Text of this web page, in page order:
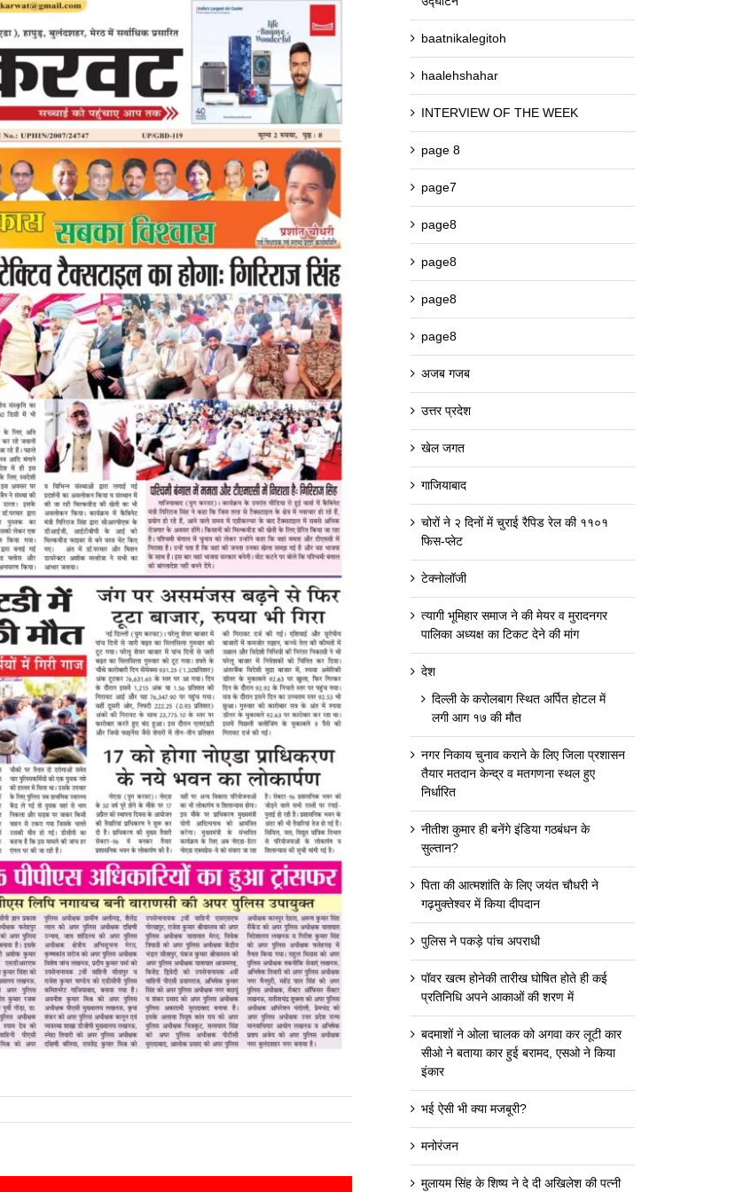
baatnikalegitoh
haalehshahar
INTERVIEW OF THE WEEK
page 8
page7
page8
page8
page8
page8
अजब गजब
उत्तर प्रदेश
खेल जगत
गाजियाबाद
चोरों ने २ दिनों में चुराई रैपिड रेल की ११०१
फिस-प्लेट
टेक्नोलॉजी
त्यागी भूमिहार समाज ने की मेयर व मुरादनगर
पालिका अध्यक्ष का टिकट देने की मांग
देश
दिल्ली के करोलबाग स्थित अर्पित होटल में
लगी आग १७ की मौत
नगर निकाय चुनाव कराने के लिए जिला प्रशासन
तैयार मतदान केन्द्र व मतगणना स्थल हुए
निर्धारित
नीतीश कुमार ही बनेंगे इंडिया गठबंधन के
सुल्तान?
पिता की आत्मशांति के लिए जयंत चौधरी ने
गढ़मुक्तेश्वर में किया दीपदान
पुलिस ने पकड़े पांच अपराधी
पॉवर खत्म होनेकी तारीख घोषित होते ही कई
प्रतिनिधि अपने आकाओं की शरण में
बदमाशों ने ओला चालक को अगवा कर लूटी कार
सीओ ने बताया कार हुई बरामद, एसओ ने किया
इंकार
भई ऐसी भी क्या मजबूरी?
मनोरंजन
मुलायम सिंह के शिष्य ने दे दी अखिलेश की पत्नी